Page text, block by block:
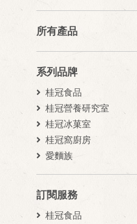
所有產品
系列品牌
桂冠食品
桂冠營養研究室
桂冠冰菓室
桂冠窩廚房
愛麵族
訂閱服務
桂冠食品